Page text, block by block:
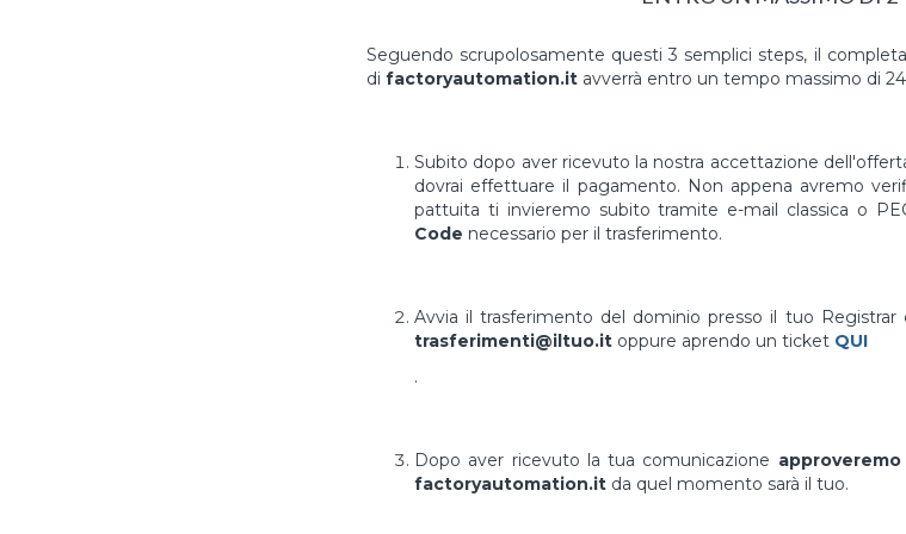
Seguendo scrupolosamente questi 3 semplici steps, il
di factoryautomation.it avverrà entro un tempo massimo di
Subito dopo aver ricevuto la nostra accettazione
dovrai effettuare il pagamento. Non appena avremo
pattuita ti invieremo subito tramite e-mail classica o
Code necessario per il trasferimento.
Avvia il trasferimento del dominio presso il tuo
trasferimenti@iltuo.it oppure aprendo un ticket QUI
.
Dopo aver ricevuto la tua comunicazione
factoryautomation.it da quel momento sarà il tuo.